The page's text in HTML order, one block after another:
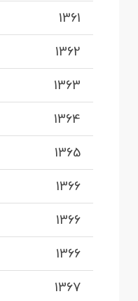
1361
1362
1363
1364
1365
1366
1366
1366
1367